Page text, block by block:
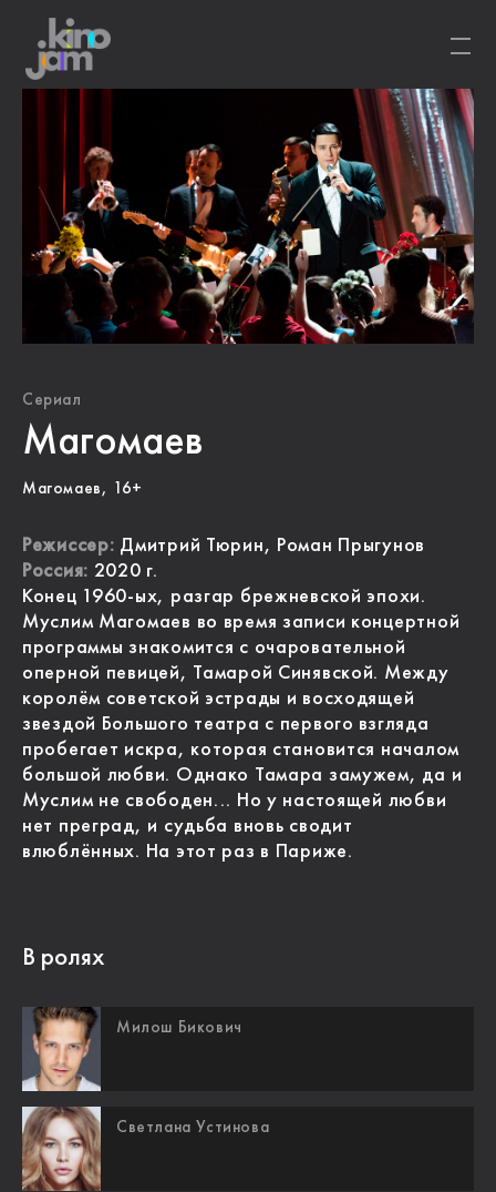
Сериал
Магомаев
Магомаев, 16+
Режиссер: Дмитрий Тюрин, Роман Прыгунов
Россия: 2020 г.
Конец 1960-ых, разгар брежневской эпохи.
Муслим Магомаев во время записи концертной
программы знакомится с очаровательной
оперной певицей, Тамарой Синявской. Между
королём советской эстрады и восходящей
звездой Большого театра с первого взгляда
пробегает искра, которая становится началом
большой любви. Однако Тамара замужем, да и
Муслим не свободен... Но у настоящей любви
нет преград, и судьба вновь сводит
влюблённых. На этот раз в Париже.
В ролях
Милош Бикович
Светлана Устинова